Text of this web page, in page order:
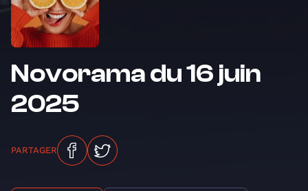
Novorama du 16 juin
2025
PARTAGER